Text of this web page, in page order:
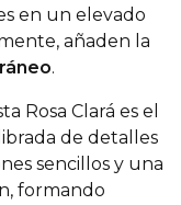
en un elevado
añaden la
.
Rosa Clará es el
de detalles
sencillos y una
formando